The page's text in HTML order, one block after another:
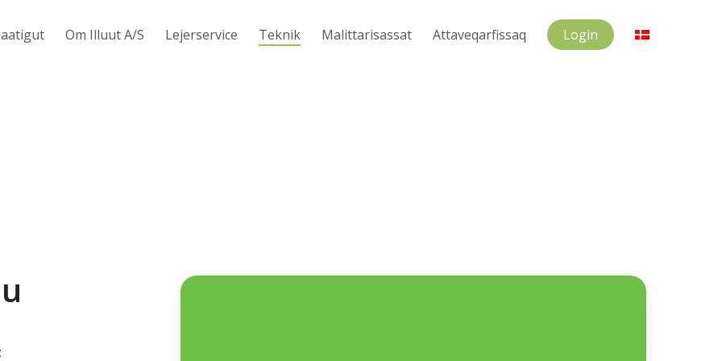
Om Illuut A/S Lejerservice Teknik Malittarisassat Attaveqarfissaq Login